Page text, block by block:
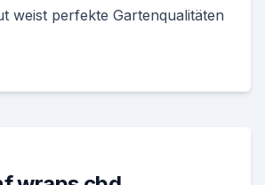
weist perfekte Gartenqualitäten